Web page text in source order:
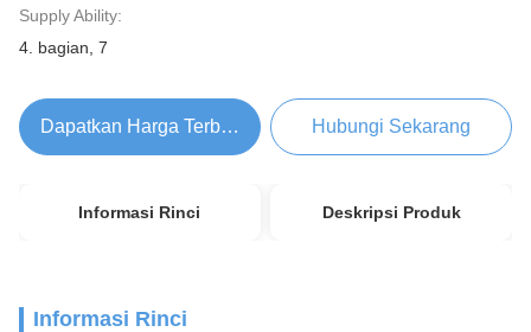
Supply Ability:
4. bagian, 7
Dapatkan Harga Terbaik Hubungi Sekarang
Informasi Rinci Deskripsi Produk
Informasi Rinci